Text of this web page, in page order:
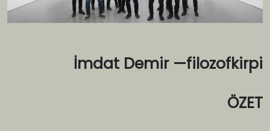
İmdat Demir —filozofkirpi
ÖZET